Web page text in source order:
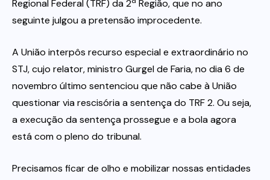
Regional Federal (TRF) da 2ª Região, que no ano
seguinte julgou a pretensão improcedente.
A União interpôs recurso especial e extraordinário no
STJ, cujo relator, ministro Gurgel de Faria, no dia 6 de
novembro último sentenciou que não cabe à União
questionar via rescisória a sentença do TRF 2. Ou seja,
a execução da sentença prossegue e a bola agora
está com o pleno do tribunal.
Precisamos ficar de olho e mobilizar nossas entidades